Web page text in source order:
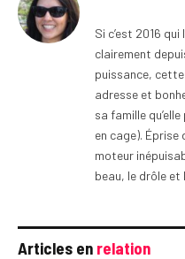
Si c’est 2016
clairement
puissance,
adresse et
sa famille
en cage).
moteur
beau, le drôle et
Articles en relation